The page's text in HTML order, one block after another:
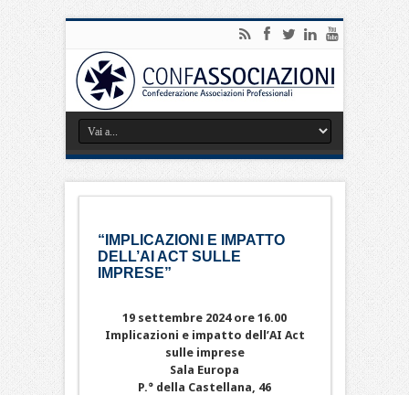
“IMPLICAZIONI E IMPATTO
DELL’AI ACT SULLE
IMPRESE”
19 settembre 2024 ore 16.00
Implicazioni e impatto dell’AI Act
sulle imprese
Sala Europa
P.° della Castellana, 46